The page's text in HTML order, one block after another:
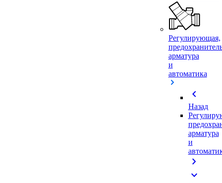
Регулирующая,
арматура
и
автоматика
chevron_left
Назад
арматура
и
chevron_right
expand_more